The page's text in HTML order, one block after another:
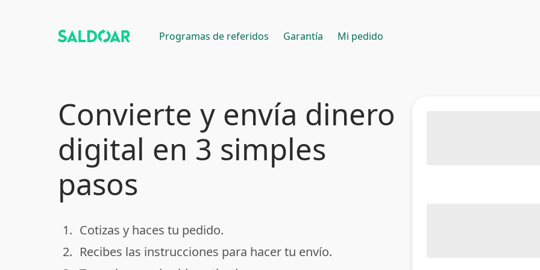
Programas de referidos Garantía Mi pedido
Convierte y envía dinero
digital en 3 simples
pasos
done
1. Cotizas y haces tu pedido.
done
2. Recibes las instrucciones para hacer tu envío.